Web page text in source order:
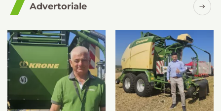
Advertoriale